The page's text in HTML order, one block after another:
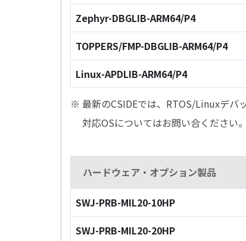
Zephyr-DBGLIB-ARM64/P4
TOPPERS/FMP-DBGLIB-ARM64/P4
Linux-APDLIB-ARM64/P4
※ 最新のCSIDEでは、RTOS/Linuxデバ
対応OSについてはお問い合ください。
ハードウェア・オプション製品
SWJ-PRB-MIL20-10HP
SWJ-PRB-MIL20-20HP